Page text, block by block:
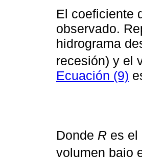
El coeficiente
observado.
hidrograma
recesión) y el
Ecuación (9)
Donde R es el
volumen bajo